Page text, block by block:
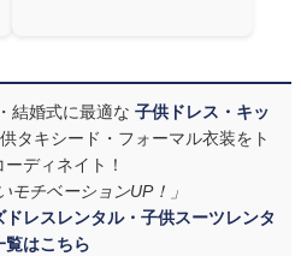
結婚式に最適な 子供ドレス・キッ
タキシード・フォーマル衣装をト
ディネイト！
いモチベーションUP！」
レスレンタル・子供スーツレンタ
覧はこちら